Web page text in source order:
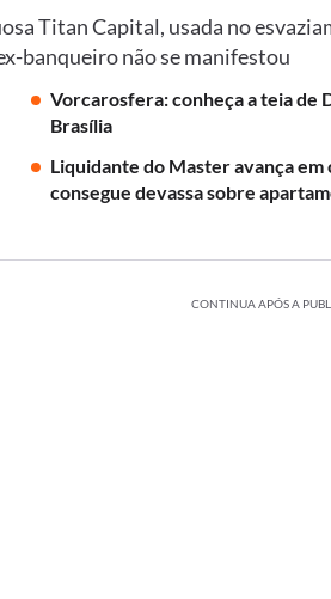
Titan Capital, usada no
banqueiro não se manifestou
Vorcarosfera: conheça a teia de
Brasília
Liquidante do Master avança em
consegue devassa sobre
CONTINUA APÓS A